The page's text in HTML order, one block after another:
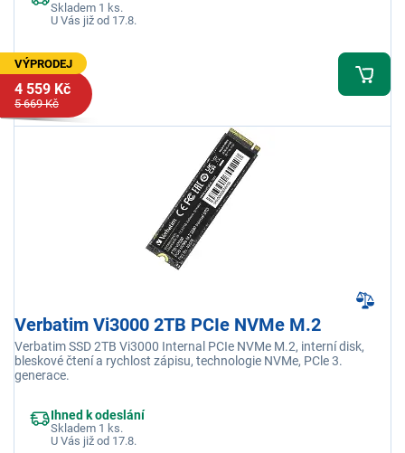
Skladem 1 ks.
U Vás již od 17.8.
VÝPRODEJ
4 559 Kč
5 669 Kč
Verbatim Vi3000 2TB PCIe NVMe M.2
Verbatim SSD 2TB Vi3000 Internal PCIe NVMe M.2, interní disk,
bleskové čtení a rychlost zápisu, technologie NVMe, PCle 3.
generace.
Ihned k odeslání
Skladem 1 ks.
U Vás již od 17.8.